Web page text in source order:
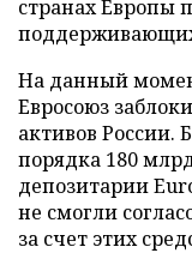
странах Европы
На данный
Евросоюз
активов России.
порядка 180
депозитарии
не смогли
за счет этих